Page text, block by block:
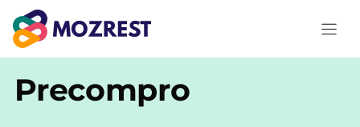
Zum
Inhalt
springen
Precompro